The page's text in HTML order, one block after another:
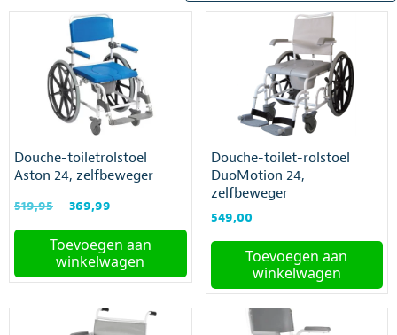
Douche-toiletrolstoel
Aston 24, zelfbeweger
519,95
Oorspronkelijke
was:
€519,95.
369,99
is:
€369,99.
Toevoegen aan
winkelwagen
Douche-toilet-rolstoel
DuoMotion 24,
zelfbeweger
549,00
Toevoegen aan
winkelwagen